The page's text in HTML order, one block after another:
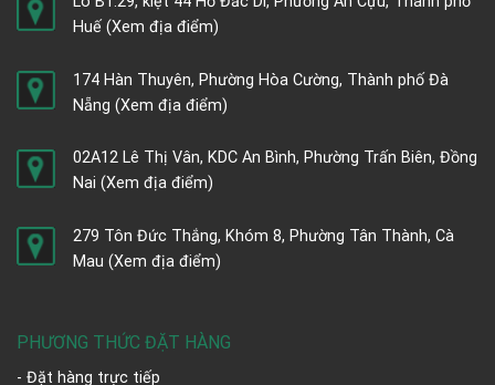
Huế (Xem địa điểm)
174 Hàn Thuyên, Phường Hòa Cường, Thành phố Đà
Nẵng (Xem địa điểm)
02A12 Lê Thị Vân, KDC An Bình, Phường Trấn Biên, Đồng
Nai (Xem địa điểm)
279 Tôn Đức Thắng, Khóm 8, Phường Tân Thành, Cà
Mau (Xem địa điểm)
PHƯƠNG THỨC ĐẶT HÀNG
- Đặt hàng trực tiếp